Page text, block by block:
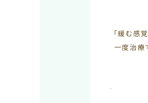
「緩む感
一度治療